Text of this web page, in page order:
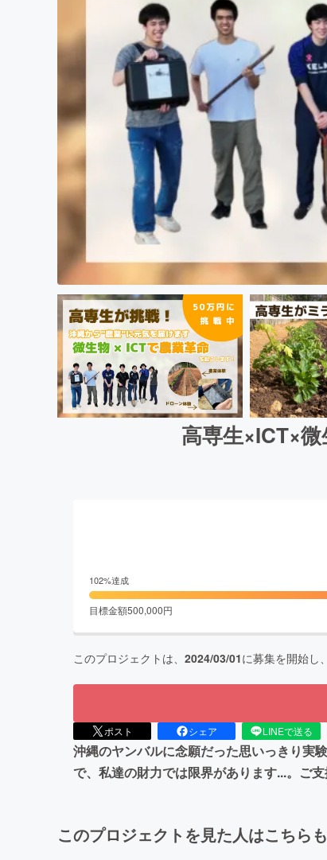
高専生×ICT×
102%達成
目標金額500,000円
このプロジェクトは、 2024/03/01に募集を開始し、
ポスト シェア LINEで送る
沖縄のヤンバルに念願だった思いっきり実
で、私達の財力では限界があります...。ご
このプロジェクトを見た人はこちら